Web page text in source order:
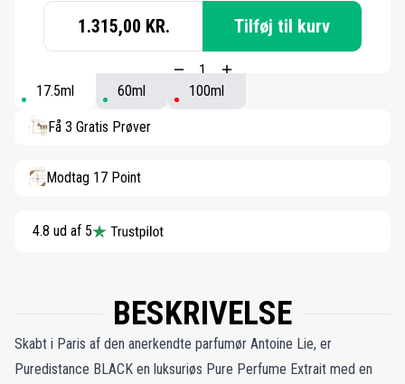
1.315,00 KR. Tilføj til kurv
17.5ml 60ml 100ml
Få 3 Gratis Prøver
Modtag 17 Point
4.8 ud af 5
BESKRIVELSE
Skabt i Paris af den anerkendte parfumør Antoine Lie, er
Puredistance BLACK en luksuriøs Pure Perfume Extrait med en